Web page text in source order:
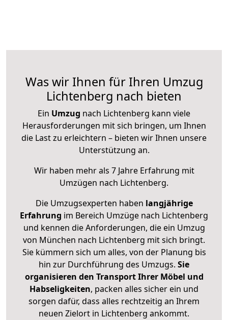
Was wir Ihnen für Ihren Umzug
Lichtenberg nach bieten
Ein Umzug nach Lichtenberg kann viele
Herausforderungen mit sich bringen, um Ihnen
die Last zu erleichtern – bieten wir Ihnen unsere
Unterstützung an.
Wir haben mehr als 7 Jahre Erfahrung mit
Umzügen nach Lichtenberg.
Die Umzugsexperten haben langjährige
Erfahrung im Bereich Umzüge nach Lichtenberg
und kennen die Anforderungen, die ein Umzug
von München nach Lichtenberg mit sich bringt.
Sie kümmern sich um alles, von der Planung bis
hin zur Durchführung des Umzugs. Sie
organisieren den Transport Ihrer Möbel und
Habseligkeiten, packen alles sicher ein und
sorgen dafür, dass alles rechtzeitig an Ihrem
neuen Zielort in Lichtenberg ankommt.